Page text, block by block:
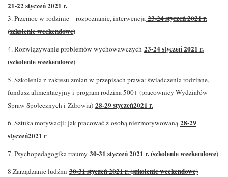
21-22 styczeń 2021 r.
3. Przemoc w rodzinie – rozpoznanie, interwencja 23-24 styczeń 2021 r.
(szkolenie weekendowe)
4. Rozwiązywanie problemów wychowawczych 23-24 styczeń 2021 r.
(szkolenie weekendowe)
5. Szkolenia z zakresu zmian w przepisach prawa: świadczenia rodzinne,
fundusz alimentacyjny i program rodzina 500+ (pracownicy Wydziałów
Spraw Społecznych i Zdrowia) 28-29 styczeń2021 r.
6. Sztuka motywacji: jak pracować z osobą niezmotywowaną 28-29
styczeń2021 r
7. Psychopedagogika traumy 30-31 styczeń 2021 r. (szkolenie weekendowe)
8.Zarządzanie ludźmi 30-31 styczeń 2021 r. (szkolenie weekendowe)